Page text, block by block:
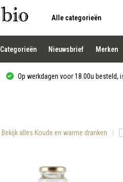
Alle categorieën
Categorieën Nieuwsbrief Merken
Op werkdagen voor 18.00u besteld,
Bekijk alles Koude en warme dranken